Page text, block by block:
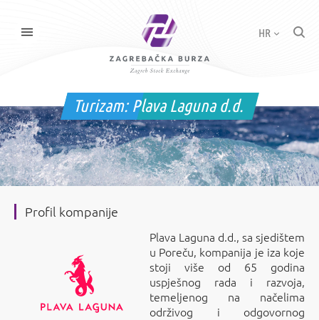
HR
Turizam:Plava Laguna d.d.
Profil kompanije
Plava Laguna d.d., sa sjedištem
u Poreču, kompanija je iza koje
stoji više od 65 godina
uspješnog rada i razvoja,
temeljenog na načelima
održivog i odgovornog